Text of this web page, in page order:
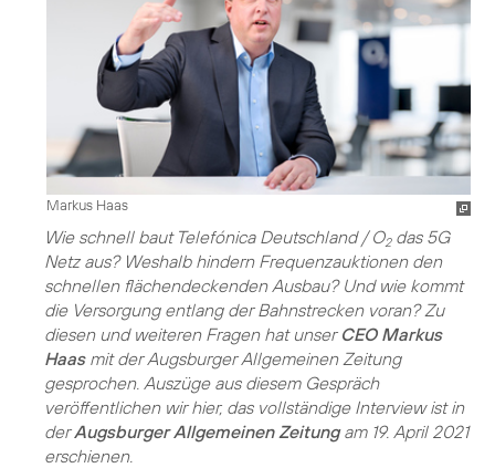
Markus Haas
Wie schnell baut Telefónica Deutschland / O2das 5G
Netz aus? Weshalb hindern Frequenzauktionen den
schnellen flächendeckenden Ausbau? Und wie kommt
die Versorgung entlang der Bahnstrecken voran? Zu
diesen und weiteren Fragen hat unser CEO Markus
Haasmit der Augsburger Allgemeinen Zeitung
gesprochen. Auszüge aus diesem Gespräch
veröffentlichen wir hier, das vollständige Interview ist in
derAugsburger Allgemeinen Zeitungam 19. April 2021
erschienen.